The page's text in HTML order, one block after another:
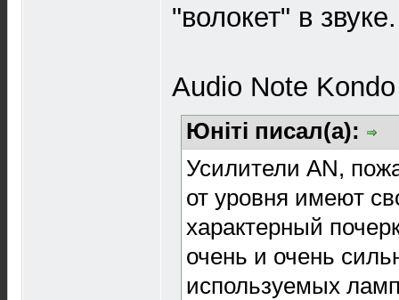
"волокет" в звуке.
Audio Note
Юнiтi писал(а):
Усилители AN,
от уровня имеют
характерный
очень и очень
используемых